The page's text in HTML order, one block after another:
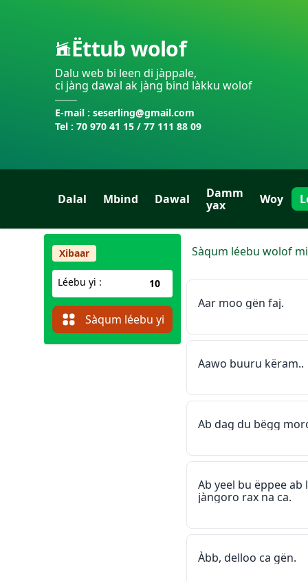
Ëttub wolof
Dalu web bi leen di jàppale,
ci jàng dawal ak jàng bind làkku wolof
E-mail : seserling@gmail.com
Tel : 70 970 41 15 / 77 111 88 09
Dalal Mbind Dawal
Damm
yax
Woy
Xibaar
Léebu yi : 10
Sàqum léebu yi
Sàqum léebu wolof mi
Aar moo gën faj.
Aawo buuru këram..
Ab dag du bëgg
Ab yeel bu ëppee
jàngoro rax na ca.
Àbb, delloo ca gën.